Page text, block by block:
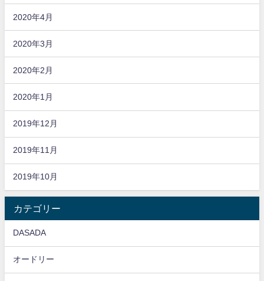
2020年4月
2020年3月
2020年2月
2020年1月
2019年12月
2019年11月
2019年10月
カテゴリー
DASADA
オードリー